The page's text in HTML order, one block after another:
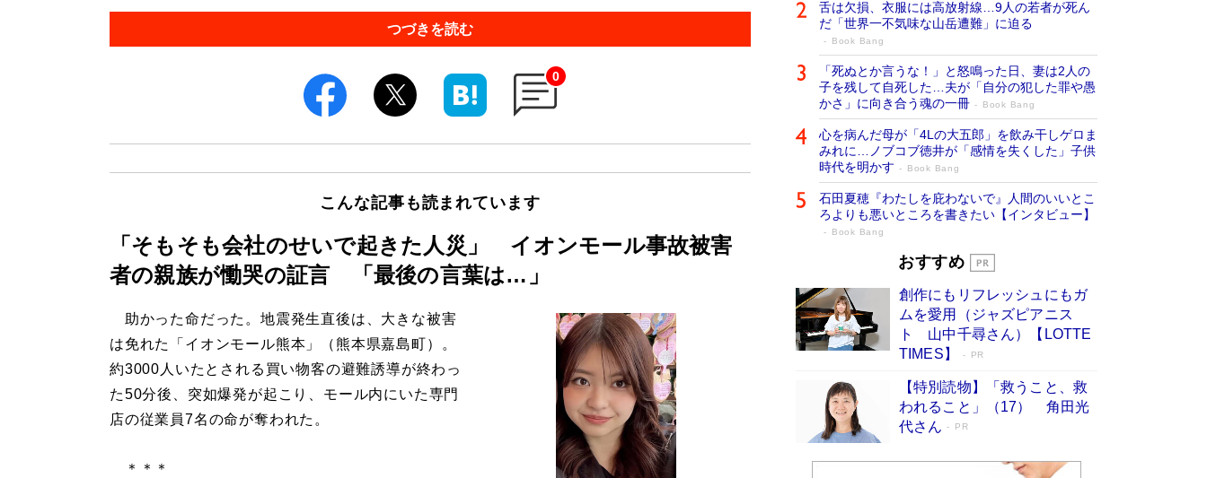
つづきを読む
0
こんな記事も読まれています
「そもそも会社のせいで起きた人災」 イオンモール事故被害
者の親族が慟哭の証言 「最後の言葉は…」
助かった命だった。地震発生直後は、大きな被害
は免れた「イオンモール熊本」（熊本県嘉島町）。
約3000人いたとされる買い物客の避難誘導が終わっ
た50分後、突如爆発が起こり、モール内にいた専門
店の従業員7名の命が奪われた。
＊＊＊
舌は欠損、衣服には高放射線…9人の若者が死ん
だ「世界一不気味な山岳遭難」に迫る
Book Bang
「死ぬとか言うな！」と怒鳴った日、妻は2人の
子を残して自死した…夫が「自分の犯した罪や愚
かさ」に向き合う魂の一冊
Book Bang
心を病んだ母が「4Lの大五郎」を飲み干しゲロま
みれに…ノブコブ徳井が「感情を失くした」子供
時代を明かす
Book Bang
石田夏穂『わたしを庇わないで』人間のいいとこ
ろよりも悪いところを書きたい【インタビュー】
Book Bang
「叱って伸びるやつは、褒めたらもっと伸
た“人を育てるコツ”…芸への考え方を明か
す
Book Bang
「『火垂るの墓』は、大嘘である」原作者が抱き
続けた“自責の念”とは…「自己憐憫は描きたくな
い」監督が徹底的にこだわったこと（後編） #
戦争の記憶
Book Bang
美輪明宏 晩年の回答を集めた『ほほえんで生き
るための人生相談』がランクイン［エンターテイ
メントベストセラー］
Book Bang
おすすめ
創作にもリフレッシュにもガ
ムを愛用（ジャズピアニス
ト 山中千尋さん）【LOTTE
TIMES】
PR
【特別読物】「救うこと、救
われること」（17） 角田光
代さん
PR